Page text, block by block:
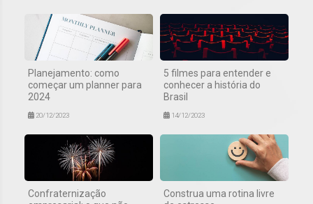
Planejamento: como
começar um planner para
2024
20/12/2023
5 filmes para entender e
conhecer a história do
Brasil
14/12/2023
Confraternização
Construa uma rotina livre